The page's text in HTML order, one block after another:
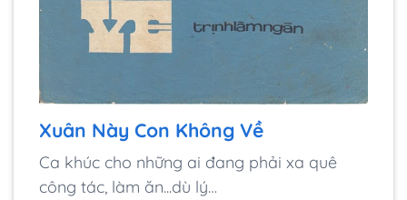
Xuân Này Con Không Về
Ca khúc cho những ai đang phải xa quê
công tác, làm ăn...dù lý…